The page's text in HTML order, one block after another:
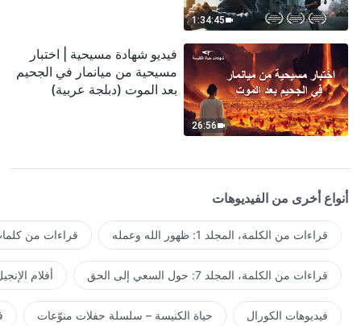
1:34:45
26:56
فيديو شهادة مسيحية | اختبار
مسيحية من ميانمار في الجحيم
بعد الموت (دبلجة عربية)
أنواع أخرى من الفيديوهات
قراءات من الكلمة، المجلد 1: ظهور الله وعمله قراءات من
قراءات من الكلمة، المجلد 7: حول السعي إلى الحق أفلام
فيديوهات الكورال حياة الكنيسة – سلسلة حفلات منوّعات